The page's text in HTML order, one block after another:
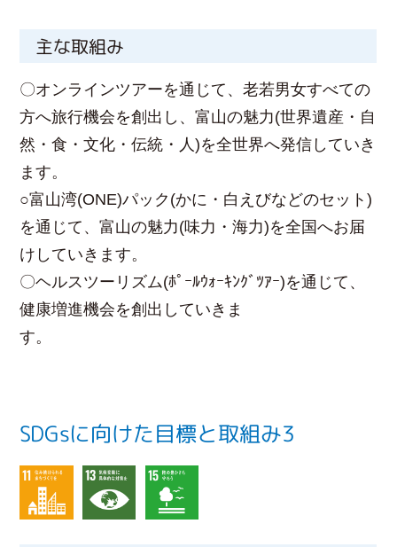
主な取組み
〇オンラインツアーを通じて、老若男女すべての
方へ旅行機会を創出し、富山の魅力(世界遺産・自
然・食・文化・伝統・人)を全世界へ発信していき
ます。
○富山湾(ONE)パック(かに・白えびなどのセット)
を通じて、富山の魅力(味力・海力)を全国へお届
けしていきます。
〇ヘルスツーリズム(ﾎﾟｰﾙｳｫｰｷﾝｸﾞﾂｱｰ)を通じて、
健康増進機会を創出していきま
す
SDGsに向けた目標と取組み3